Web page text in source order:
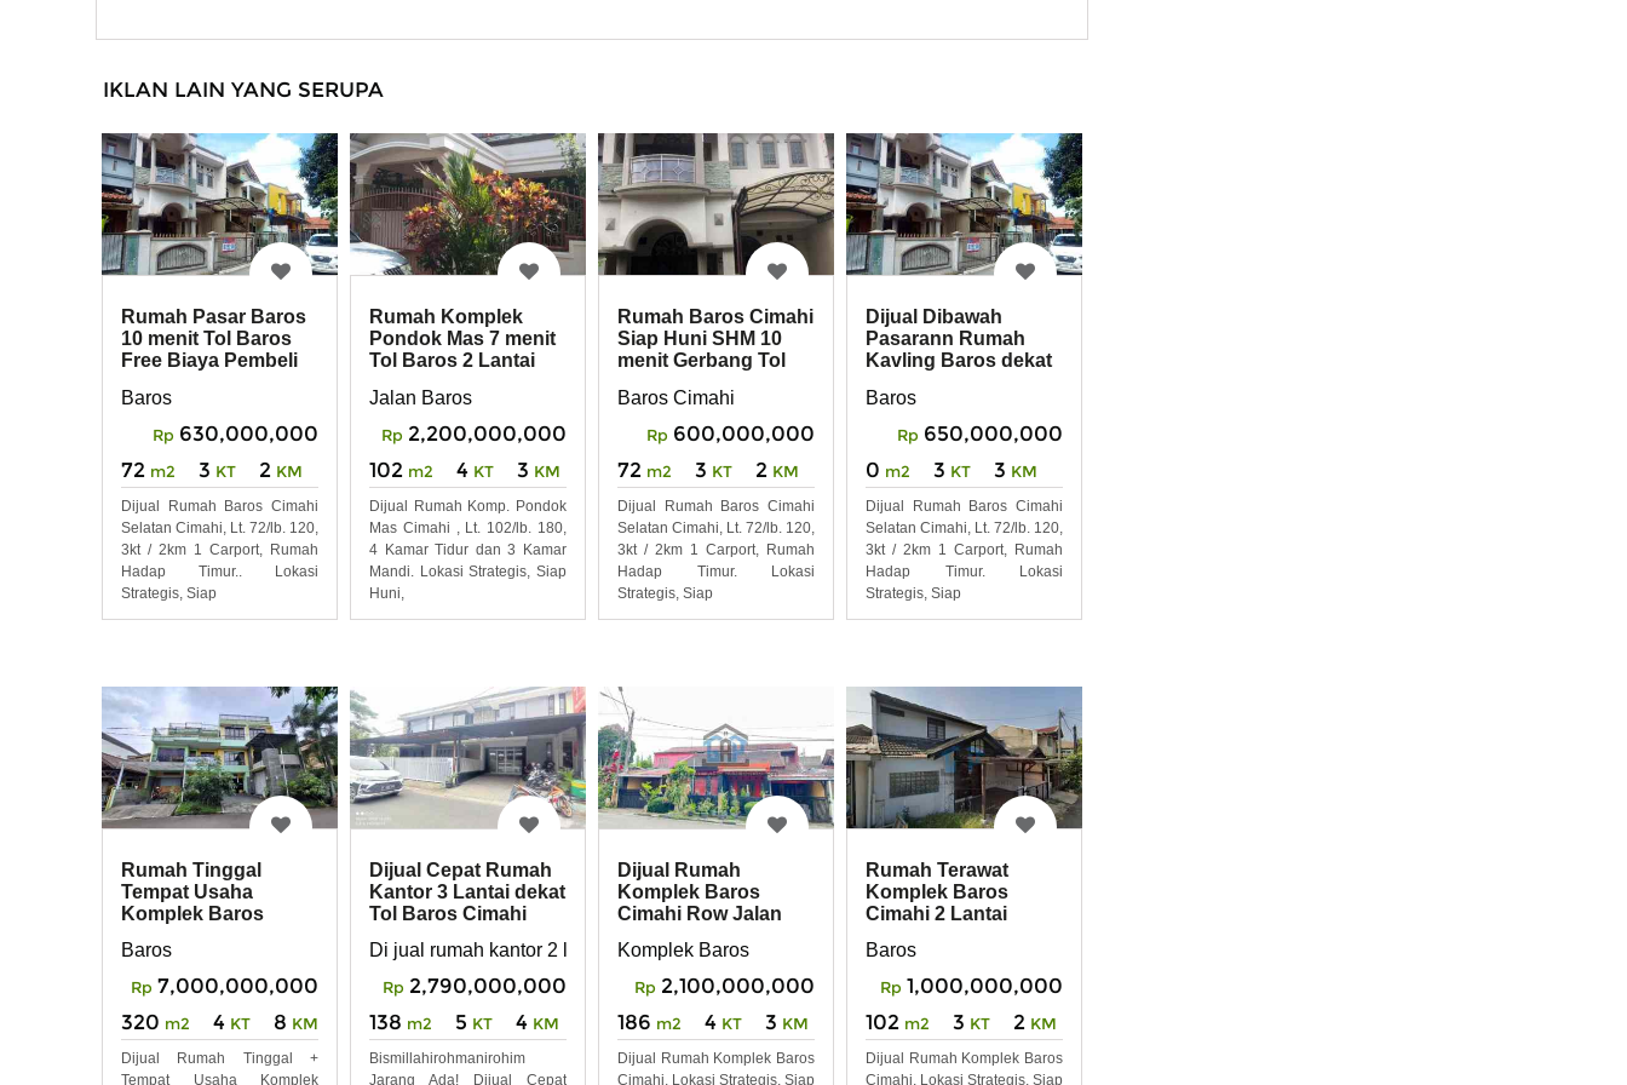
IKLAN LAIN YANG SERUPA
Rumah Pasar Baros
10 menit Tol Baros
Free Biaya Pembeli
Baros
Rp 630,000,000
72 m2 3 KT 2 KM
Dijual Rumah Baros Cimahi
Selatan Cimahi, Lt. 72/lb. 120,
3kt / 2km 1 Carport, Rumah
Hadap Timur.. Lokasi
Strategis, Siap
Rumah Komplek
Pondok Mas 7 menit
Tol Baros 2 Lantai
Jalan Baros
Rp 2,200,000,000
102 m2 4 KT 3 KM
Dijual Rumah Komp. Pondok
Mas Cimahi , Lt. 102/lb. 180,
4 Kamar Tidur dan 3 Kamar
Mandi. Lokasi Strategis, Siap
Huni,
Rumah Baros Cimahi
Siap Huni SHM 10
menit Gerbang Tol
Baros Cimahi
Rp 600,000,000
72 m2 3 KT 2 KM
Dijual Rumah Baros Cimahi
Selatan Cimahi, Lt. 72/lb. 120,
3kt / 2km 1 Carport, Rumah
Hadap Timur. Lokasi
Strategis, Siap
Dijual Dibawah
Pasarann Rumah
Kavling Baros dekat
Baros
Rp 650,000,000
0 m2 3 KT 3 KM
Dijual Rumah Baros Cimahi
Selatan Cimahi, Lt. 72/lb. 120,
3kt / 2km 1 Carport, Rumah
Hadap Timur. Lokasi
Strategis, Siap
Rumah Tinggal
Tempat Usaha
Komplek Baros
Usaha
Baros
Rp 7,000,000,000
320 m2 4 KT 8 KM
Dijual Rumah Tinggal +
Tempat Usaha Komplek
Dijual Cepat Rumah
Kantor 3 Lantai dekat
Tol Baros Cimahi
Di jual rumah kantor 2 lantai Deket tol Baros cimahi
Rp 2,790,000,000
138 m2 5 KT 4 KM
Bismillahirohmanirohim
Jarang Ada! Dijual Cepat
Dijual Rumah
Komplek Baros
Cimahi Row Jalan
Komplek Baros
Rp 2,100,000,000
186 m2 4 KT 3 KM
Dijual Rumah Komplek Baros
Cimahi, Lokasi Strategis, Siap
Rumah Terawat
Komplek Baros
Cimahi 2 Lantai
Baros
Rp 1,000,000,000
102 m2 3 KT 2 KM
Dijual Rumah Komplek Baros
Cimahi, Lokasi Strategis, Siap